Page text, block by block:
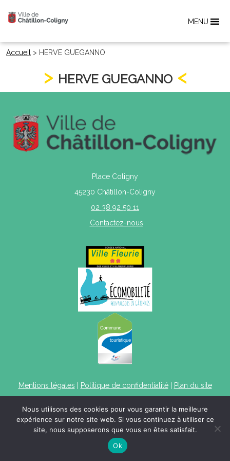
MENU
Accueil > HERVE GUEGANNO
HERVE GUEGANNO
Place Coligny
45230 Châtillon-Coligny
02 38 92 50 11
Contactez-nous
Mentions légales Politique de confidentialité| Plan du site
Nous utilisons des cookies pour vous garantir la meilleure
expérience sur notre site web. Si vous continuez à utiliser ce
site, nous supposerons que vous en êtes satisfait.
Ok